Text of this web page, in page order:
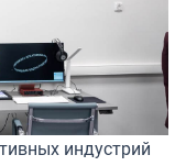
индустрий